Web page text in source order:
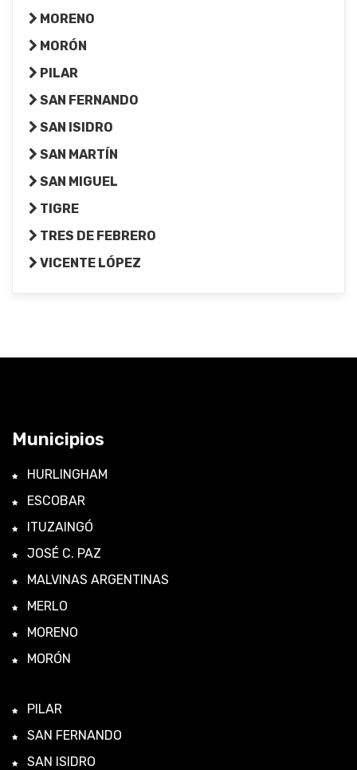
MORENO
MORÓN
PILAR
SAN FERNANDO
SAN ISIDRO
SAN MARTÍN
SAN MIGUEL
TIGRE
TRES DE FEBRERO
VICENTE LÓPEZ
Municipios
HURLINGHAM
ESCOBAR
ITUZAINGÓ
JOSÉ C. PAZ
MALVINAS ARGENTINAS
MERLO
MORENO
MORÓN
PILAR
SAN FERNANDO
SAN ISIDRO